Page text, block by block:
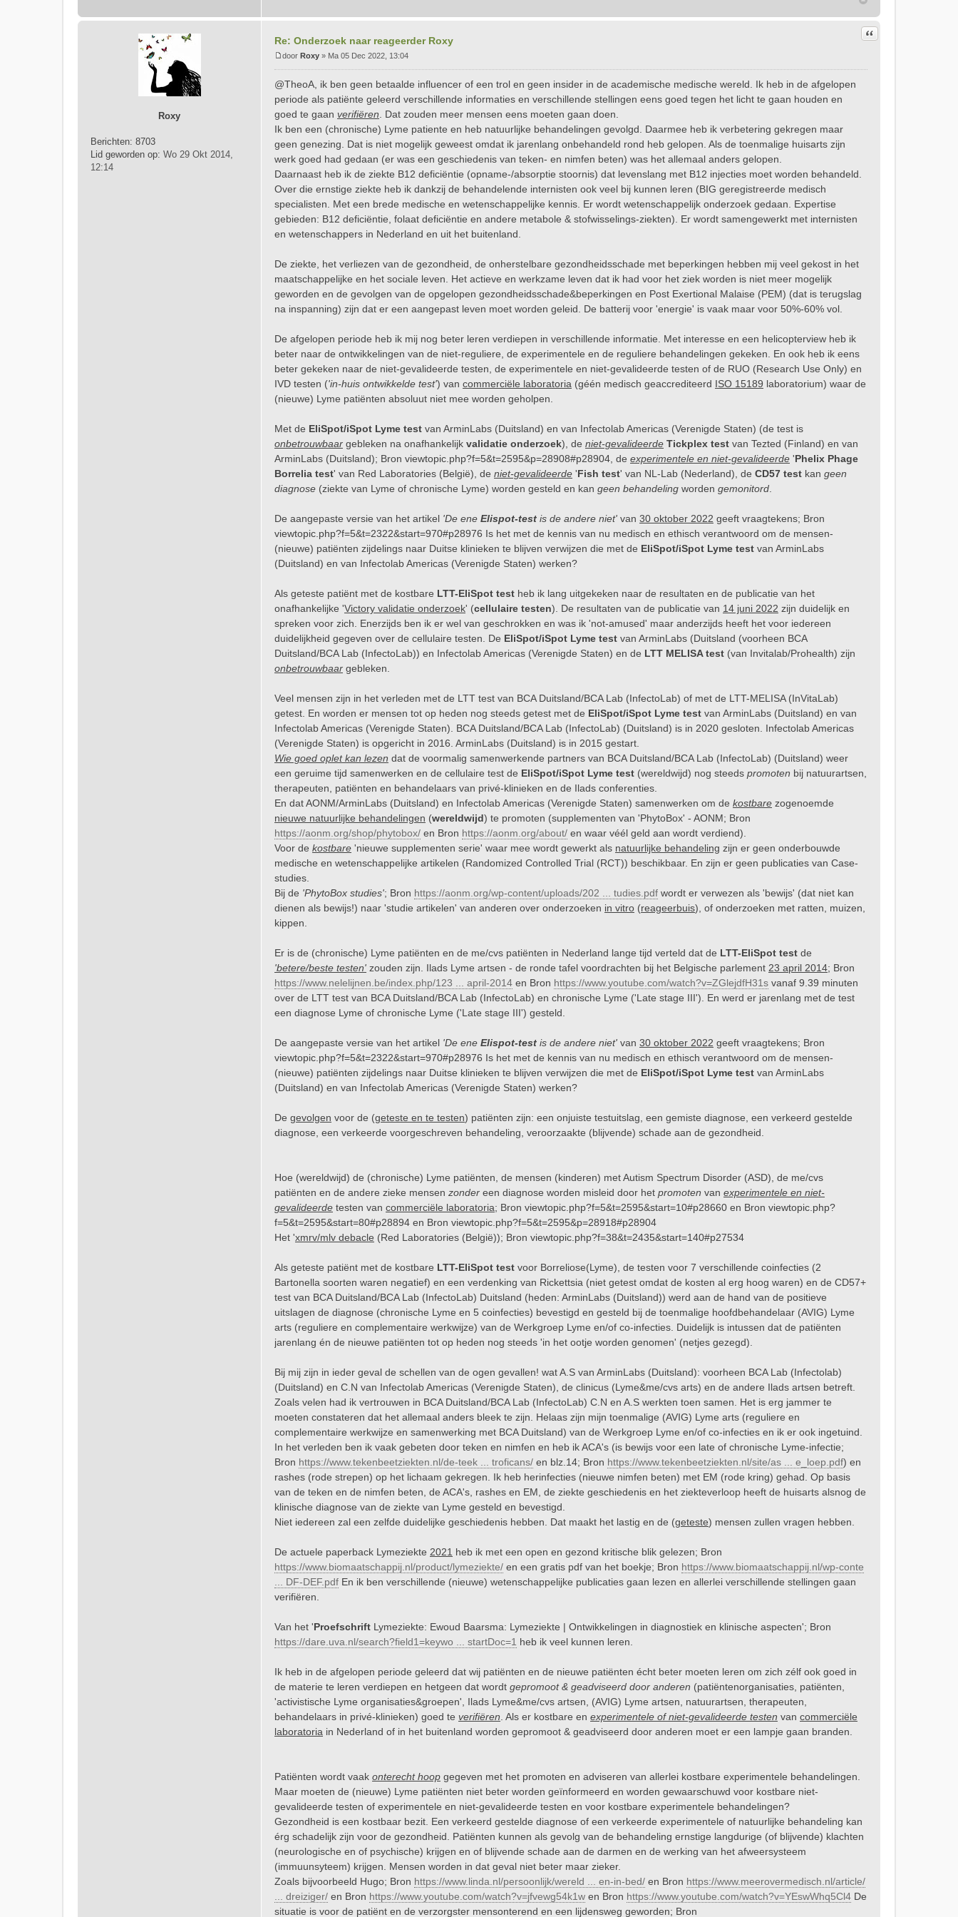
Roxy
Berichten: 8703
Lid geworden op: Wo 29 Okt 2014,
12:14
Re: Onderzoek naar reageerder Roxy Citeer
i
c
t
door Roxy » Ma 05 Dec 2022, 13:04
@TheoA, ik ben geen betaalde influencer of een trol en geen insider in de academische medische wereld. Ik heb in de afgelopen
periode als patiënte geleerd verschillende informaties en verschillende stellingen eens goed tegen het licht te gaan houden en
goed te gaan verifiëren . Dat zouden meer mensen eens moeten gaan doen.
Ik ben een (chronische) Lyme patiente en heb natuurlijke behandelingen gevolgd. Daarmee heb ik verbetering gekregen maar
geen genezing. Dat is niet mogelijk geweest omdat ik jarenlang onbehandeld rond heb gelopen. Als de toenmalige huisarts zijn
werk goed had gedaan (er was een geschiedenis van teken- en nimfen beten) was het allemaal anders gelopen.
Daarnaast heb ik de ziekte B12 deficiëntie (opname-/absorptie stoornis) dat levenslang met B12 injecties moet worden behandeld.
Over die ernstige ziekte heb ik dankzij de behandelende internisten ook veel bij kunnen leren (BIG geregistreerde medisch
specialisten. Met een brede medische en wetenschappelijke kennis. Er wordt wetenschappelijk onderzoek gedaan. Expertise
gebieden: B12 deficiëntie, folaat deficiëntie en andere metabole & stofwisselings-ziekten). Er wordt samengewerkt met internisten
en wetenschappers in Nederland en uit het buitenland.
De ziekte, het verliezen van de gezondheid, de onherstelbare gezondheidsschade met beperkingen hebben mij veel gekost in het
maatschappelijke en het sociale leven. Het actieve en werkzame leven dat ik had voor het ziek worden is niet meer mogelijk
geworden en de gevolgen van de opgelopen gezondheidsschade&beperkingen en Post Exertional Malaise (PEM) (dat is terugslag
na inspanning) zijn dat er een aangepast leven moet worden geleid. De batterij voor 'energie' is vaak maar voor 50%-60% vol.
De afgelopen periode heb ik mij nog beter leren verdiepen in verschillende informatie. Met interesse en een helicopterview heb ik
beter naar de ontwikkelingen van de niet-reguliere, de experimentele en de reguliere behandelingen gekeken. En ook heb ik eens
beter gekeken naar de niet-gevalideerde testen, de experimentele en niet-gevalideerde testen of de RUO (Research Use Only) en
IVD testen ('in-huis ontwikkelde test') van commerciële laboratoria (géén medisch geaccrediteerd ISO 15189 laboratorium) waar de
(nieuwe) Lyme patiënten absoluut niet mee worden geholpen.
Met de EliSpot/iSpot Lyme test van ArminLabs (Duitsland) en van Infectolab Americas (Verenigde Staten) (de test is
onbetrouwbaar gebleken na onafhankelijk validatie onderzoek), de niet-gevalideerde Tickplex test van Tezted (Finland) en van
ArminLabs (Duitsland); Bron viewtopic.php?f=5&t=2595&p=28908#p28904 , de experimentele en niet-gevalideerde 'Phelix Phage
Borrelia test' van Red Laboratories (België), de niet-gevalideerde 'Fish test' van NL-Lab (Nederland), de CD57 test kan geen
diagnose (ziekte van Lyme of chronische Lyme) worden gesteld en kan geen behandeling worden gemonitord
De aangepaste versie van het artikel 'De ene Elispot-test is de andere niet' van 30 oktober 2022 geeft vraagtekens; Bron
viewtopic.php?f=5&t=2322&start=970#p28976 Is het met de kennis van nu medisch en ethisch verantwoord om de mensen-
(nieuwe) patiënten zijdelings naar Duitse klinieken te blijven verwijzen die met de EliSpot/iSpot Lyme test van ArminLabs
(Duitsland) en van Infectolab Americas (Verenigde Staten) werken?
Als geteste patiënt met de kostbare LTT-EliSpot test heb ik lang uitgekeken naar de resultaten en de publicatie van het
onafhankelijke 'Victory validatie onderzoek' (cellulaire testen). De resultaten van de publicatie van 14 juni 2022 zijn duidelijk en
spreken voor zich. Enerzijds ben ik er wel van geschrokken en was ik 'not-amused' maar anderzijds heeft het voor iedereen
duidelijkheid gegeven over de cellulaire testen. De EliSpot/iSpot Lyme test van ArminLabs (Duitsland (voorheen BCA
Duitsland/BCA Lab (InfectoLab)) en Infectolab Americas (Verenigde Staten) en de LTT MELISA test (van Invitalab/Prohealth) zijn
onbetrouwbaar gebleken.
Veel mensen zijn in het verleden met de LTT test van BCA Duitsland/BCA Lab (InfectoLab) of met de LTT-MELISA (InVitaLab)
getest. En worden er mensen tot op heden nog steeds getest met de EliSpot/iSpot Lyme test van ArminLabs (Duitsland) en van
Infectolab Americas (Verenigde Staten). BCA Duitsland/BCA Lab (InfectoLab) (Duitsland) is in 2020 gesloten. Infectolab Americas
(Verenigde Staten) is opgericht in 2016. ArminLabs (Duitsland) is in 2015 gestart.
Wie goed oplet kan lezen dat de voormalig samenwerkende partners van BCA Duitsland/BCA Lab (InfectoLab) (Duitsland) weer
een geruime tijd samenwerken en de cellulaire test de EliSpot/iSpot Lyme test (wereldwijd) nog steeds promoten bij natuurartsen,
therapeuten, patiënten en behandelaars van privé-klinieken en de Ilads conferenties.
En dat AONM/ArminLabs (Duitsland) en Infectolab Americas (Verenigde Staten) samenwerken om de kostbare zogenoemde
nieuwe natuurlijke behandelingen (wereldwijd) te promoten (supplementen van 'PhytoBox' - AONM; Bron
https://aonm.org/shop/phytobox/ en Bron https://aonm.org/about/ en waar véél geld aan wordt verdiend).
Voor de kostbare 'nieuwe supplementen serie' waar mee wordt gewerkt als natuurlijke behandeling zijn er geen onderbouwde
medische en wetenschappelijke artikelen (Randomized Controlled Trial (RCT)) beschikbaar. En zijn er geen publicaties van Case-
studies.
Bij de 'PhytoBox studies'; Bron https://aonm.org/wp-content/uploads/202 ... tudies.pdf wordt er verwezen als 'bewijs' (dat niet kan
dienen als bewijs!) naar 'studie artikelen' van anderen over onderzoeken in vitro (reageerbuis), of onderzoeken met ratten, muizen,
kippen.
Er is de (chronische) Lyme patiënten en de me/cvs patiënten in Nederland lange tijd verteld dat de LTT-EliSpot test de
'betere/beste testen' zouden zijn. Ilads Lyme artsen - de ronde tafel voordrachten bij het Belgische parlement 23 april 2014; Bron
https://www.nelelijnen.be/index.php/123 ... april-2014 en Bron https://www.youtube.com/watch?v=ZGlejdfH31s vanaf 9.39 minuten
over de LTT test van BCA Duitsland/BCA Lab (InfectoLab) en chronische Lyme ('Late stage III'). En werd er jarenlang met de test
een diagnose Lyme of chronische Lyme ('Late stage III') gesteld.
De aangepaste versie van het artikel 'De ene Elispot-test is de andere niet' van 30 oktober 2022 geeft vraagtekens; Bron
viewtopic.php?f=5&t=2322&start=970#p28976 Is het met de kennis van nu medisch en ethisch verantwoord om de mensen-
(nieuwe) patiënten zijdelings naar Duitse klinieken te blijven verwijzen die met de EliSpot/iSpot Lyme test van ArminLabs
(Duitsland) en van Infectolab Americas (Verenigde Staten) werken?
De gevolgen voor de (geteste en te testen) patiënten zijn: een onjuiste testuitslag, een gemiste diagnose, een verkeerd gestelde
diagnose, een verkeerde voorgeschreven behandeling, veroorzaakte (blijvende) schade aan de gezondheid.
Hoe (wereldwijd) de (chronische) Lyme patiënten, de mensen (kinderen) met Autism Spectrum Disorder (ASD), de me/cvs
patiënten en de andere zieke mensen zonder een diagnose worden misleid door het promoten van experimentele en niet-
gevalideerde testen van commerciële laboratoria; Bron viewtopic.php?f=5&t=2595&start=10#p28660 en Bron viewtopic.php?
f=5&t=2595&start=80#p28894 en Bron viewtopic.php?f=5&t=2595&p=28918#p28904
Het 'xmrv/mlv debacle (Red Laboratories (België)); Bron viewtopic.php?f=38&t=2435&start=140#p27534
Als geteste patiënt met de kostbare LTT-EliSpot test voor Borreliose(Lyme), de testen voor 7 verschillende coinfecties (2
Bartonella soorten waren negatief) en een verdenking van Rickettsia (niet getest omdat de kosten al erg hoog waren) en de CD57+
test van BCA Duitsland/BCA Lab (InfectoLab) Duitsland (heden: ArminLabs (Duitsland)) werd aan de hand van de positieve
uitslagen de diagnose (chronische Lyme en 5 coinfecties) bevestigd en gesteld bij de toenmalige hoofdbehandelaar (AVIG) Lyme
arts (reguliere en complementaire werkwijze) van de Werkgroep Lyme en/of co-infecties. Duidelijk is intussen dat de patiënten
jarenlang én de nieuwe patiënten tot op heden nog steeds 'in het ootje worden genomen' (netjes gezegd).
Bij mij zijn in ieder geval de schellen van de ogen gevallen! wat A.S van ArminLabs (Duitsland): voorheen BCA Lab (Infectolab)
(Duitsland) en C.N van Infectolab Americas (Verenigde Staten), de clinicus (Lyme&me/cvs arts) en de andere Ilads artsen betreft.
Zoals velen had ik vertrouwen in BCA Duitsland/BCA Lab (InfectoLab) C.N en A.S werkten toen samen. Het is erg jammer te
moeten constateren dat het allemaal anders bleek te zijn. Helaas zijn mijn toenmalige (AVIG) Lyme arts (reguliere en
complementaire werkwijze en samenwerking met BCA Duitsland) van de Werkgroep Lyme en/of co-infecties en ik er ook ingetuind.
In het verleden ben ik vaak gebeten door teken en nimfen en heb ik ACA's (is bewijs voor een late of chronische Lyme-infectie;
Bron https://www.tekenbeetziekten.nl/de-teek ... troficans/ en blz.14; Bron https://www.tekenbeetziekten.nl/site/as ... e_loep.pdf) en
rashes (rode strepen) op het lichaam gekregen. Ik heb herinfecties (nieuwe nimfen beten) met EM (rode kring) gehad. Op basis
van de teken en de nimfen beten, de ACA's, rashes en EM, de ziekte geschiedenis en het ziekteverloop heeft de huisarts alsnog de
klinische diagnose van de ziekte van Lyme gesteld en bevestigd.
Niet iedereen zal een zelfde duidelijke geschiedenis hebben. Dat maakt het lastig en de (geteste) mensen zullen vragen hebben.
De actuele paperback Lymeziekte 2021 heb ik met een open en gezond kritische blik gelezen; Bron
https://www.biomaatschappij.nl/product/lymeziekte/ en een gratis pdf van het boekje; Bron https://www.biomaatschappij.nl/wp-conte
... DF-DEF.pdf En ik ben verschillende (nieuwe) wetenschappelijke publicaties gaan lezen en allerlei verschillende stellingen gaan
verifiëren.
Van het 'Proefschrift Lymeziekte: Ewoud Baarsma: Lymeziekte | Ontwikkelingen in diagnostiek en klinische aspecten'; Bron
https://dare.uva.nl/search?field1=keywo ... startDoc=1 heb ik veel kunnen leren.
Ik heb in de afgelopen periode geleerd dat wij patiënten en de nieuwe patiënten écht beter moeten leren om zich zélf ook goed in
de materie te leren verdiepen en hetgeen dat wordt gepromoot & geadviseerd door anderen (patiëntenorganisaties, patiënten,
'activistische Lyme organisaties&groepen', Ilads Lyme&me/cvs artsen, (AVIG) Lyme artsen, natuurartsen, therapeuten,
behandelaars in privé-klinieken) goed te verifiëren . Als er kostbare en experimentele of niet-gevalideerde testen van commerciële
laboratoria in Nederland of in het buitenland worden gepromoot & geadviseerd door anderen moet er een lampje gaan branden.
Patiënten wordt vaak onterecht hoop gegeven met het promoten en adviseren van allerlei kostbare experimentele behandelingen.
Maar moeten de (nieuwe) Lyme patiënten niet beter worden geïnformeerd en worden gewaarschuwd voor kostbare niet-
gevalideerde testen of experimentele en niet-gevalideerde testen en voor kostbare experimentele behandelingen?
Gezondheid is een kostbaar bezit. Een verkeerd gestelde diagnose of een verkeerde experimentele of natuurlijke behandeling kan
érg schadelijk zijn voor de gezondheid. Patiënten kunnen als gevolg van de behandeling ernstige langdurige (of blijvende) klachten
(neurologische en of psychische) krijgen en of blijvende schade aan de darmen en de werking van het afweersysteem
(immuunsyteem) krijgen. Mensen worden in dat geval niet beter maar zieker.
Zoals bijvoorbeeld Hugo; Bron https://www.linda.nl/persoonlijk/wereld ... en-in-bed/ en Bron https://www.meerovermedisch.nl/article/
... dreiziger/ en Bron https://www.youtube.com/watch?v=jfvewg54k1w en Bron https://www.youtube.com/watch?v=YEswWhq5Cl4 De
situatie is voor de patiënt en de verzorgster mensonterend en een lijdensweg geworden; Bron